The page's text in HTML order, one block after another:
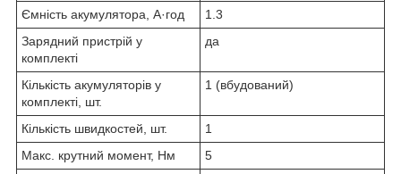
Ємність акумулятора, А·год
1.3
Зарядний пристрій у
комплекті
да
Кількість акумуляторів у
комплекті, шт.
1 (вбудований)
Кількість швидкостей, шт.
1
Макс. крутний момент, Нм
5